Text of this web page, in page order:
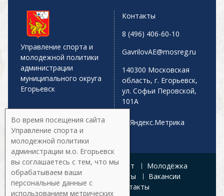
Управление спорта и
молодежной политики
администрации
муниципального округа
Егорьевск
Контакты
8 (496) 406-60-10
GavrilovAE@mosreg.ru
140300 Московская
область, г. Егорьевск,
ул. Софьи Перовской,
101А
Главная Афиша Спорт
Молодёжка
Управление
Документы
Вакансии
Галерея
Контакты
Во время посещения сайта
Управление спорта и
молодежной политики
администрации м.о. Егорьевск
вы соглашаетесь с тем, что мы
обрабатываем ваши
персональные данные с
использованием метрических